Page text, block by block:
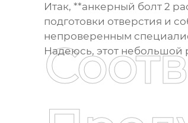
Итак, **анкерный болт 2
подготовки отверстия и
непроверенным
Надеюсь, этот небольшой